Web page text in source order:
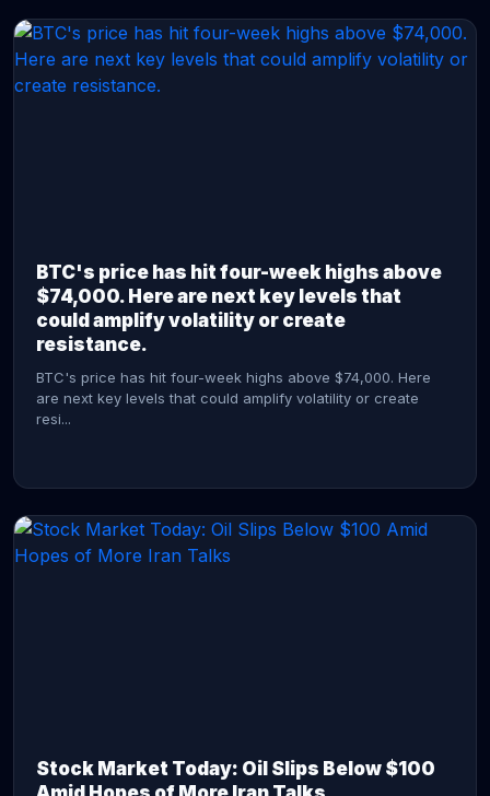
BTC's price has hit four-week highs above
$74,000. Here are next key levels that
could amplify volatility or create
resistance.
BTC's price has hit four-week highs above $74,000. Here
are next key levels that could amplify volatility or create
resi...
Stock Market Today: Oil Slips Below $100